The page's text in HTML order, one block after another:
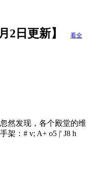
2日更新】 看全
然发现，各个殿堂的维
架： # v; A+ o5 |' J8 h